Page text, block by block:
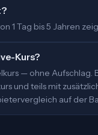
1 Tag bis 5 Jahren
Kurs?
— ohne Aufschlag.
und teils mit
auf der